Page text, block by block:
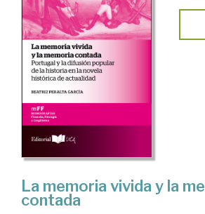
La memoria vivida y la
contada